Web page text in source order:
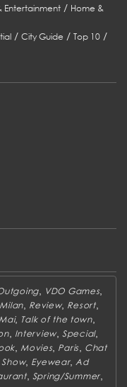
Entertainment/ Home &
/City Guide /Top 10 /
, VDO Games,
Milan Review, Resort,
, Talk of the town,
, Interview,Special,
Movies, Paris Chat
Show, Eyewear, Ad
, Spring/Summer